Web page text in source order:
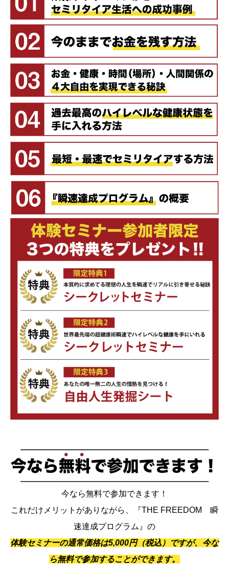
今なら無料で参加できます！
これだけメリットがありながら、『THE FREEDOM 瞬
速達成プログラム』の
体験セミナーの通常価格は5,000円（税込）ですが、今な
ら無料で参加することができます。